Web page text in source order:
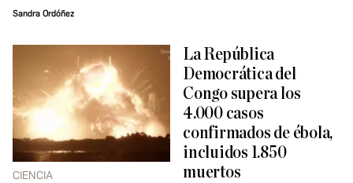
Sandra Ordóñez
CIENCIA
La República
Democrática del
Congo supera los
4.000 casos
confirmados de ébola,
incluidos 1.850
muertos